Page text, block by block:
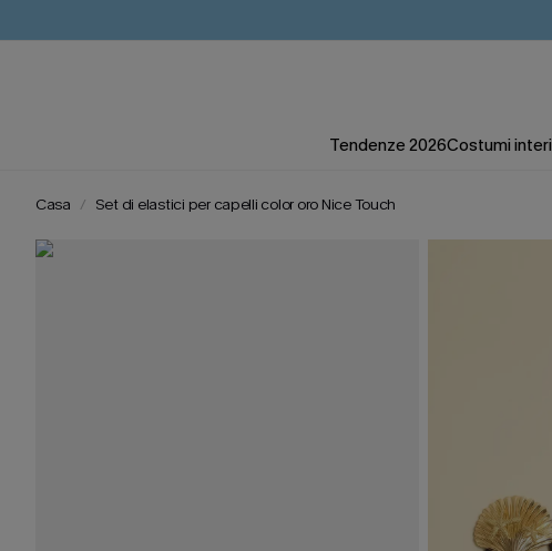
Tendenze 2026Costumi interi
Casa Set di elastici per capelli color oro Nice Touch